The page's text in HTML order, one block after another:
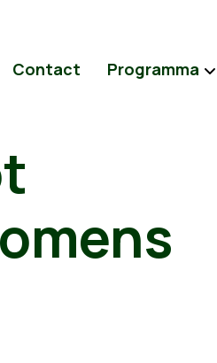
Contact Programma